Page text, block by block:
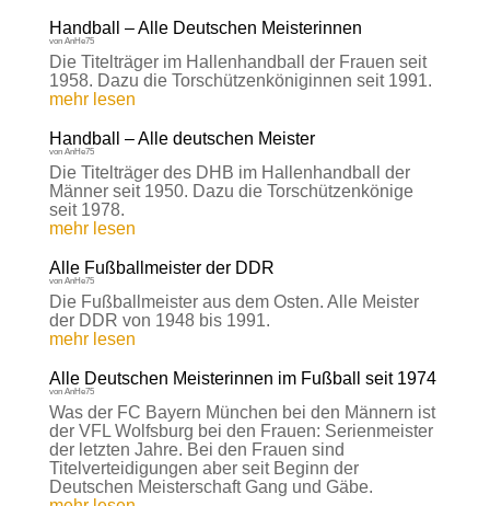
Handball – Alle Deutschen Meisterinnen
von AnHe75
Die Titelträger im Hallenhandball der Frauen seit
1958. Dazu die Torschützenköniginnen seit 1991.
mehr lesen
Handball – Alle deutschen Meister
von AnHe75
Die Titelträger des DHB im Hallenhandball der
Männer seit 1950. Dazu die Torschützenkönige
seit 1978.
mehr lesen
Alle Fußballmeister der DDR
von AnHe75
Die Fußballmeister aus dem Osten. Alle Meister
der DDR von 1948 bis 1991.
mehr lesen
Alle Deutschen Meisterinnen im Fußball seit 1974
von AnHe75
Was der FC Bayern München bei den Männern ist
der VFL Wolfsburg bei den Frauen: Serienmeister
der letzten Jahre. Bei den Frauen sind
Titelverteidigungen aber seit Beginn der
Deutschen Meisterschaft Gang und Gäbe.